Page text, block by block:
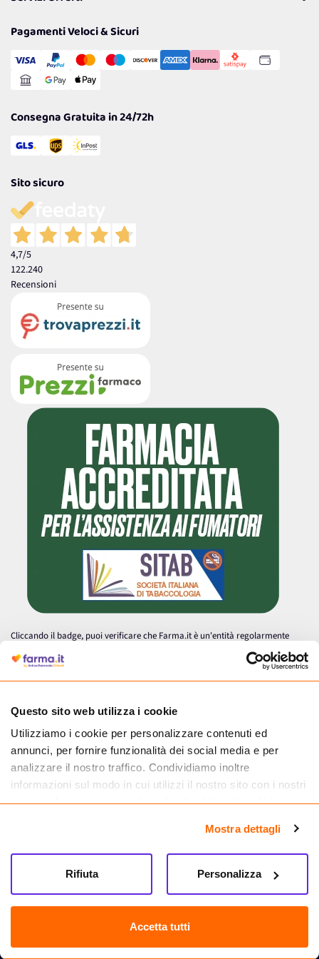
Questo sito web utilizza i cookie
Utilizziamo i cookie per personalizzare contenuti ed
annunci, per fornire funzionalità dei social media e per
analizzare il nostro traffico. Condividiamo inoltre
informazioni sul modo in cui utilizzi il nostro sito con i nostri
partner che si occupano di analisi dei dati web, pubblicità e
informazioni che hai fornito loro o che hanno raccolto dal
tuo utilizzo dei loro servizi.
Mostra dettagli
Accetta tutti
Personalizza
Rifiuta
Cookie Policy
Gestisci Cookie
Reso Facile e Veloce
Pagamenti Veloci & Sicuri
Consegna Gratuita in 24/72h
Sito sicuro
4,7/5
122.240
Recensioni
Cliccando il badge, puoi verificare che Farma.it è un'entità regolarmente
autorizzata dal Ministero della Salute a effettuare la vendita online di
medicinali.
Farma.it S.a.s. P. IVA 07417261216 REA: NA-884088
CREDITS
Sede legale Via delle Repubbliche Marinare 128, 80147 Napoli